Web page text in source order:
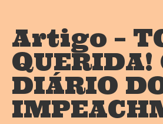
Artigo –
QUERIDA!
DIÁRIO